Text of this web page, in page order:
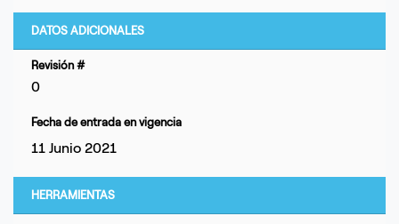
DATOS ADICIONALES
Revisión #
0
Fecha de entrada en vigencia
11 Junio 2021
HERRAMIENTAS